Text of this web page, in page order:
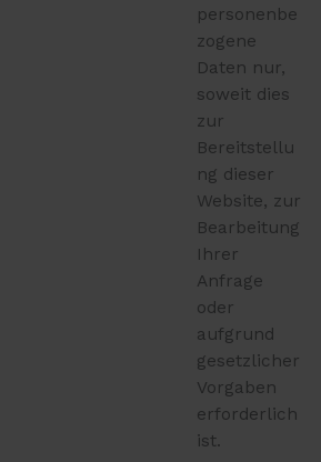
personenbe
zogene
Daten nur,
soweit dies
zur
Bereitstellu
ng dieser
Website, zur
Bearbeitung
Ihrer
Anfrage
oder
aufgrund
gesetzlicher
Vorgaben
erforderlich
ist.